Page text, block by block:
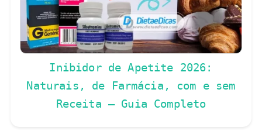
Inibidor de Apetite 2026:
Naturais, de Farmácia, com e sem
Receita — Guia Completo